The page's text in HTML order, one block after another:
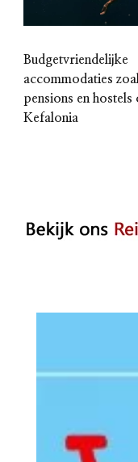
Budgetvriendelijke
accommodaties
pensions en hostels
Kefalonia